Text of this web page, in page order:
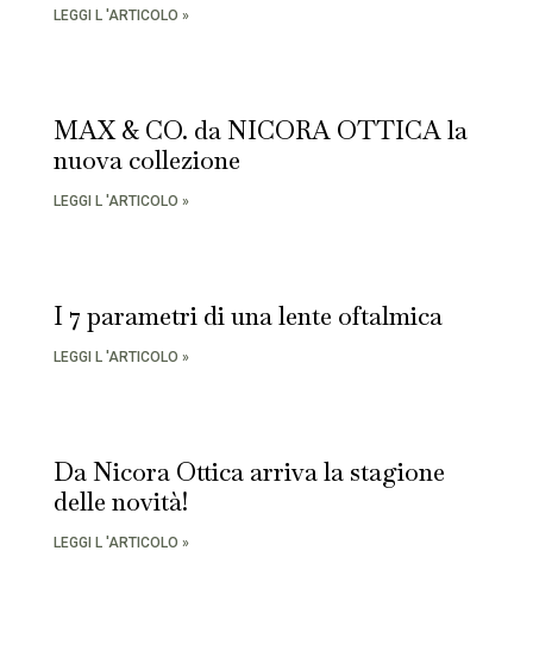
LEGGI L 'ARTICOLO »
MAX & CO. da NICORA OTTICA la
nuova collezione
LEGGI L 'ARTICOLO »
I 7 parametri di una lente oftalmica
LEGGI L 'ARTICOLO »
Da Nicora Ottica arriva la stagione
delle novità!
LEGGI L 'ARTICOLO »